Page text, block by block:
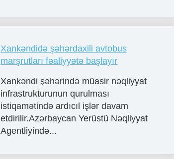
Xankəndidə şəhərdaxili avtobus
marşrutları fəaliyyətə başlayır
Xankəndi şəhərində müasir nəqliyyat
infrastrukturunun qurulması
istiqamətində ardıcıl işlər davam
etdirilir.Azərbaycan Yerüstü Nəqliyyat
Agentliyində...